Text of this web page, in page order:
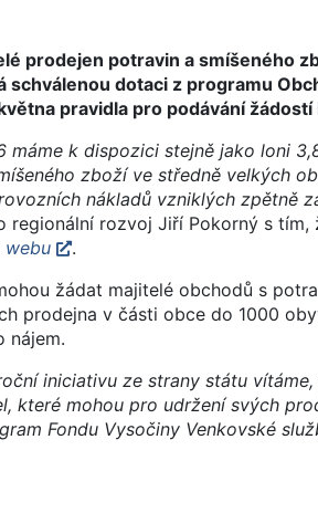
prodejen potravin a smíšeného
schválenou dotaci z programu
pravidla pro podávání
máme k dispozici stejně jako loni
zboží ve středně velkých
nákladů vzniklých zpětně
regionální rozvoj Jiří Pokorný s
webu
.
žádat majitelé obchodů s
prodejna v části obce do 1000
nájem.
iniciativu ze strany státu
které mohou pro udržení svých
Fondu Vysočiny Venkovské